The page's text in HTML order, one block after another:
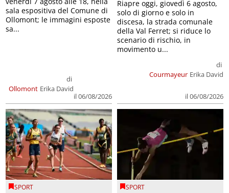
Ollomont
di
Erika David
il 06/08/2026
sala espositiva del Comune di
Ollomont; le immagini esposte
sa...
Courmayeur
di
Erika David
il 06/08/2026
Riapre oggi, giovedì 6 agosto,
solo di giorno e solo in
discesa, la strada comunale
della Val Ferret; si riduce lo
scenario di rischio, in
movimento u...
SPORT SPORT